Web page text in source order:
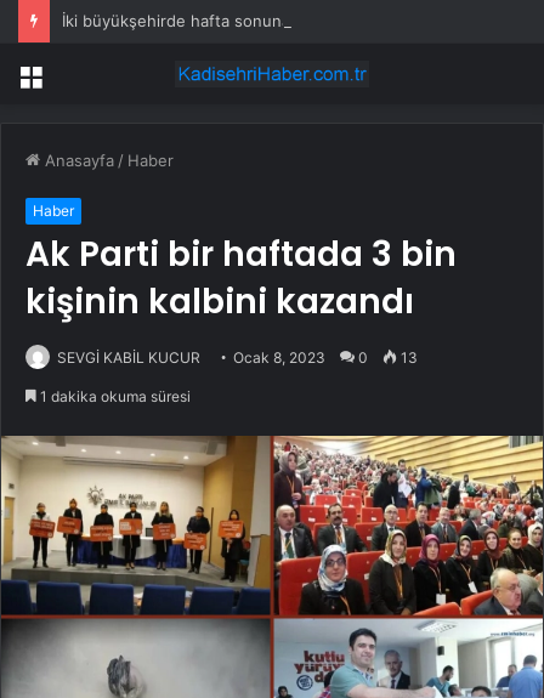
Menü
Anasayfa / Haber
Haber
Ak Parti bir haftada 3 bin
kişinin kalbini kazandı
SEVGİ KABİL KUCUR Ocak 8, 2023 0 13
1 dakika okuma süresi